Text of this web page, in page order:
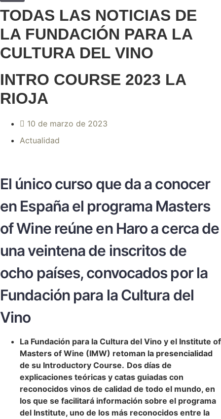
TODAS LAS NOTICIAS DE
LA FUNDACIÓN PARA LA
CULTURA DEL VINO
INTRO COURSE 2023 LA
RIOJA
10 de marzo de 2023
Actualidad
El único curso que da a conocer
en España el programa Masters
of Wine reúne en Haro a cerca de
una veintena de inscritos de
ocho países, convocados por la
Fundación para la Cultura del
Vino
La Fundación para la Cultura del Vino y el Institute of
Masters of Wine (IMW) retoman la presencialidad
de su Introductory Course. Dos días de
explicaciones teóricas y catas guiadas con
reconocidos vinos de calidad de todo el mundo, en
los que se facilitará información sobre el programa
del Institute, uno de los más reconocidos entre la